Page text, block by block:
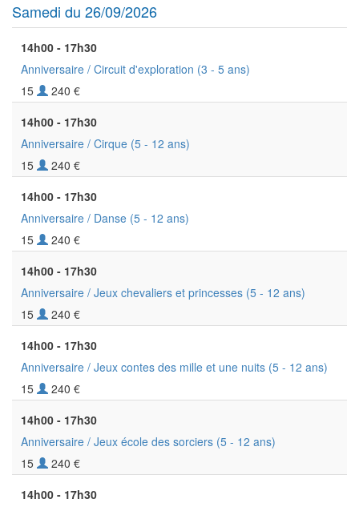
Samedi du 26/09/2026
14h00 - 17h30
Anniversaire / Circuit d'exploration (3 - 5 ans)
15
240 €
14h00 - 17h30
Anniversaire / Cirque (5 - 12 ans)
15
240 €
14h00 - 17h30
Anniversaire / Danse (5 - 12 ans)
15
240 €
14h00 - 17h30
Anniversaire / Jeux chevaliers et princesses (5 - 12 ans)
15
240 €
14h00 - 17h30
Anniversaire / Jeux contes des mille et une nuits (5 - 12 ans)
15
240 €
14h00 - 17h30
Anniversaire / Jeux école des sorciers (5 - 12 ans)
15
240 €
14h00 - 17h30